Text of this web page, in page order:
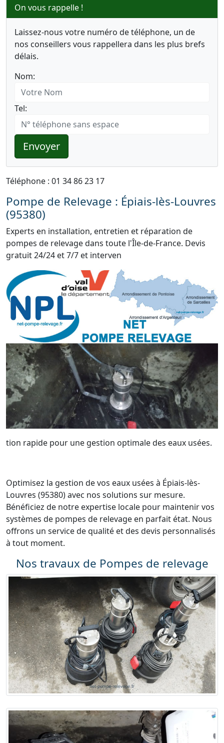
On vous rappelle !
Laissez-nous votre numéro de téléphone, un de
nos conseillers vous rappellera dans les plus brefs
délais.
Nom:
Tel:
Envoyer
Téléphone : 01 34 86 23 17
Pompe de Relevage : Épiais-lès-Louvres
(95380)
Experts en installation, entretien et réparation de
pompes de relevage dans toute l'Île-de-France. Devis
gratuit 24/24 et 7/7 et interven
tion rapide pour une gestion optimale des eaux usées.
Optimisez la gestion de vos eaux usées à Épiais-lès-
Louvres (95380) avec nos solutions sur mesure.
Bénéficiez de notre expertise locale pour maintenir vos
systèmes de pompes de relevage en parfait état. Nous
offrons un service de qualité et des devis personnalisés
à tout moment.
Nos travaux de Pompes de relevage